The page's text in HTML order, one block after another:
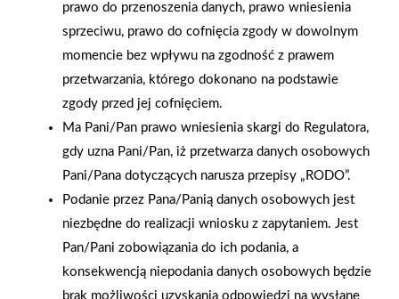
Grupa PSB Handel S.A.
gra z WOŚP. Powstała
firmowa eSkarbonka na
rzecz gastroenterologii
dziecięcej
Zacisze S.A. dołącza do
Grupy PSB. Sieć kończy
rok strategicznym
otwarciem po
prawo do przenoszenia danych, prawo wniesienia
sprzeciwu, prawo do cofnięcia zgody w dowolnym
momencie bez wpływu na zgodność z prawem
przetwarzania, którego dokonano na podstawie
zgody przed jej cofnięciem.
Ma Pani/Pan prawo wniesienia skargi do Regulatora,
gdy uzna Pani/Pan, iż przetwarza danych osobowych
Pani/Pana dotyczących narusza przepisy „RODO”.
Podanie przez Pana/Panią danych osobowych jest
niezbędne do realizacji wniosku z zapytaniem. Jest
Pan/Pani zobowiązania do ich podania, a
konsekwencją niepodania danych osobowych będzie
brak możliwości uzyskania odpowiedzi na wysłane